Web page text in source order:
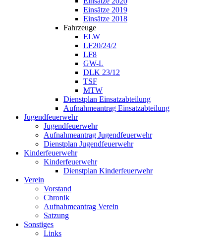
Einsätze 2019
Einsätze 2018
Fahrzeuge
ELW
LF20/24/2
LF8
GW-L
DLK 23/12
TSF
MTW
Dienstplan Einsatzabteilung
Aufnahmeantrag Einsatzabteilung
Jugendfeuerwehr
Jugendfeuerwehr
Aufnahmeantrag Jugendfeuerwehr
Dienstplan Jugendfeuerwehr
Kinderfeuerwehr
Kinderfeuerwehr
Dienstplan Kinderfeuerwehr
Verein
Vorstand
Chronik
Aufnahmeantrag Verein
Satzung
Sonstiges
Links